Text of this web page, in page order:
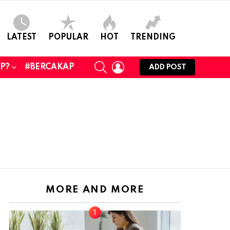
LATEST POPULAR HOT TRENDING
#BERCAKAP
SEARCHLOGIN
ADD POST
MORE AND MORE